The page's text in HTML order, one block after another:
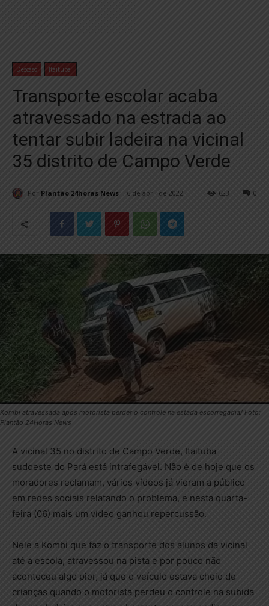
Descaso Itaituba
Transporte escolar acaba
atravessado na estrada ao
tentar subir ladeira na vicinal
35 distrito de Campo Verde
Por Plantão 24horas News 6 de abril de 2022 0
623
Kombi atravessada após motorista perder o controle na estada escorregadia/ Foto:
Plantão 24Horas News
A vicinal 35 no distrito de Campo Verde, Itaituba
sudoeste do Pará está intrafegável. Não é de hoje que os
moradores reclamam, vários vídeos já vieram a público
em redes sociais relatando o problema, e nesta quarta-
feira (06) mais um vídeo ganhou repercussão.
Nele a Kombi que faz o transporte dos alunos da vicinal
até a escola, atravessou na pista e por pouco não
aconteceu algo pior, já que o veículo estava cheio de
crianças quando o motorista perdeu o controle na subida